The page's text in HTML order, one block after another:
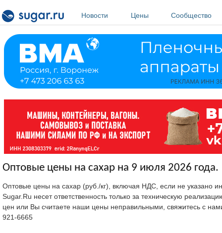
Новости
Цены Сообщество
Оптовые цены на сахар на 9 июля 2026 года.
Оптовые цены на сахар (руб./кг), включая НДС, если не указано
Sugar.Ru несет ответственность только за техническую
цен или Вы считаете наши цены неправильными, свяжитесь с
921-6665